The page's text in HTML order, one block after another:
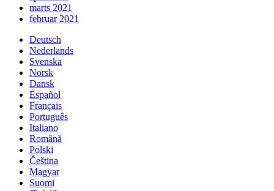
marts 2021
februar 2021
Deutsch
Nederlands
Svenska
Norsk
Dansk
Español
Français
Português
Italiano
Română
Polski
Čeština
Magyar
Suomi